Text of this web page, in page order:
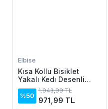
Elbise
Kısa Kollu Bisiklet
Yakalı Kedı Desenli
Midi Vıskon Elbise
%50
1.943,99 TL
971,99 TL